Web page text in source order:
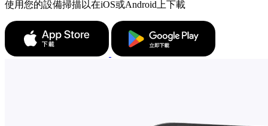
使用您的設備掃描以在iOS或Android上下載